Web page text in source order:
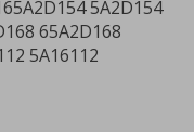
5A2D154
65A2D168
5A16112